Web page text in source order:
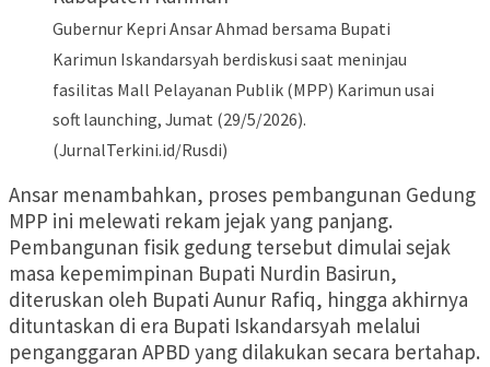
Gubernur Kepri Ansar Ahmad bersama Bupati
Karimun Iskandarsyah berdiskusi saat meninjau
fasilitas Mall Pelayanan Publik (MPP) Karimun usai
soft launching, Jumat (29/5/2026).
(JurnalTerkini.id/Rusdi)
Ansar menambahkan, proses pembangunan Gedung
MPP ini melewati rekam jejak yang panjang.
Pembangunan fisik gedung tersebut dimulai sejak
masa kepemimpinan Bupati Nurdin Basirun,
diteruskan oleh Bupati Aunur Rafiq, hingga akhirnya
dituntaskan di era Bupati Iskandarsyah melalui
penganggaran APBD yang dilakukan secara bertahap.